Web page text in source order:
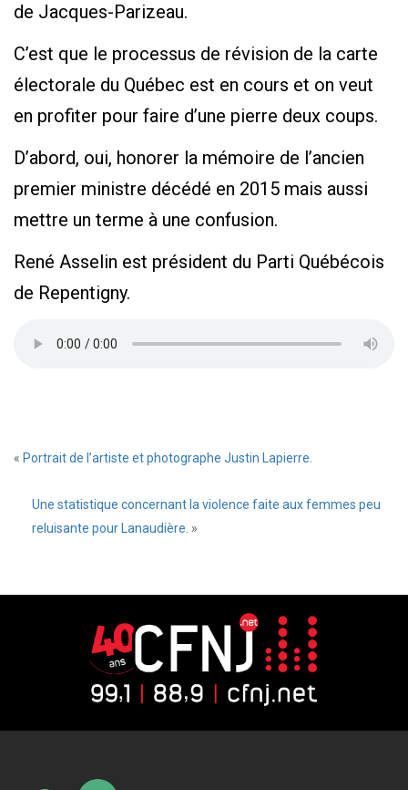
de Jacques-Parizeau.
C’est que le processus de révision de la carte
électorale du Québec est en cours et on veut
en profiter pour faire d’une pierre deux coups.
D’abord, oui, honorer la mémoire de l’ancien
premier ministre décédé en 2015 mais aussi
mettre un terme à une confusion.
René Asselin est président du Parti Québécois
de Repentigny.
« Portrait de l’artiste et photographe Justin Lapierre.
Une statistique concernant la violence faite aux femmes peu
reluisante pour Lanaudière. »